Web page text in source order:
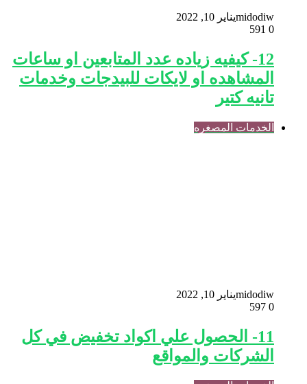
midodiwيناير 10, 2022
0
12- كيفيه زياده عدد المتابعين او ساعات
المشاهده او لايكات للبيدجات وخدمات
تانيه كتير
الخدمات المصغره
midodiwيناير 10, 2022
0
11- الحصول علي اكواد تخفيض في كل
الشركات والمواقع